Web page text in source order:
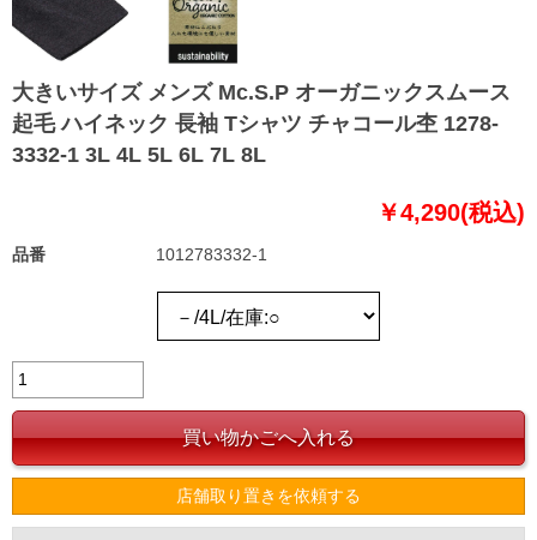
大きいサイズ メンズ Mc.S.P オーガニックスムース
起毛 ハイネック 長袖 Tシャツ チャコール杢 1278-
3332-1 3L 4L 5L 6L 7L 8L
￥4,290(税込)
品番 1012783332-1
店舗取り置きを依頼する